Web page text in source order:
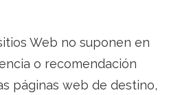
Web no suponen en
o recomendación
páginas web de destino,